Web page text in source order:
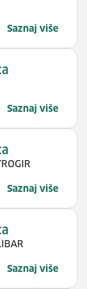
Saznaj više
Saznaj više
Saznaj više
Saznaj više